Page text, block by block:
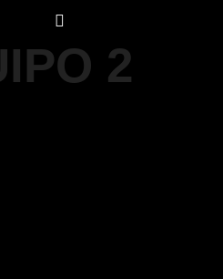
Main menu
2